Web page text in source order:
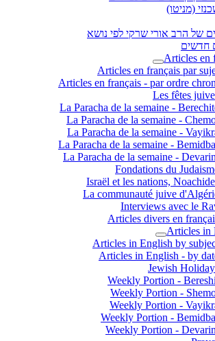
(מניטו)
של הרב אורי שרקי לפי נושא
חדשים
Articles en
Articles en français par
Les fêtes
La Paracha de la semaine -
La Paracha de la semaine -
La Paracha de la semaine -
La Paracha de la semaine -
La Paracha de la semaine -
Fondations du
Israël et les nations,
La communauté juive
Interviews avec le
Articles divers en
Articles in
Articles in English by
Articles in English - by
Jewish
Weekly Portion -
Weekly Portion -
Weekly Portion -
Weekly Portion -
Weekly Portion -